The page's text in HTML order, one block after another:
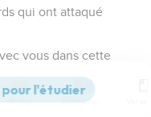
qui ont attaqué
vous dans cette
sa part des richesses
comme celui qui
Strong